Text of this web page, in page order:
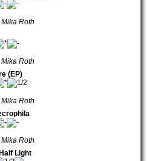
Roth
Roth
(EP)
Roth
Roth
Light